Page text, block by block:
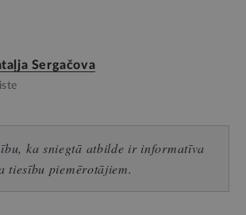
Sergačova
ka sniegtā atbilde ir informatīva
tiesību piemērotājiem.